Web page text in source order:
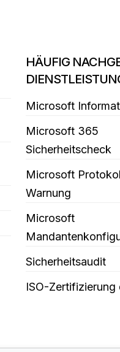
HÄUFIG
Microsoft
Microsoft 365
Sicherheitscheck
Microsoft
Warnung
Microsoft
Sicherheitsaudit
ISO-Zertifizierung